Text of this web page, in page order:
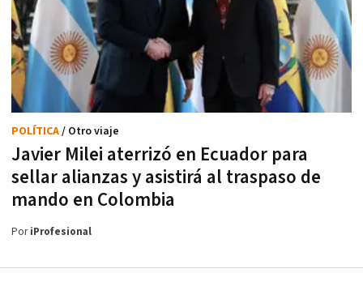
Javier Milei aterrizó en Ecuador para
sellar alianzas y asistirá al traspaso de
mando en Colombia
POLÍTICA/ Otro viaje
PoriProfesional